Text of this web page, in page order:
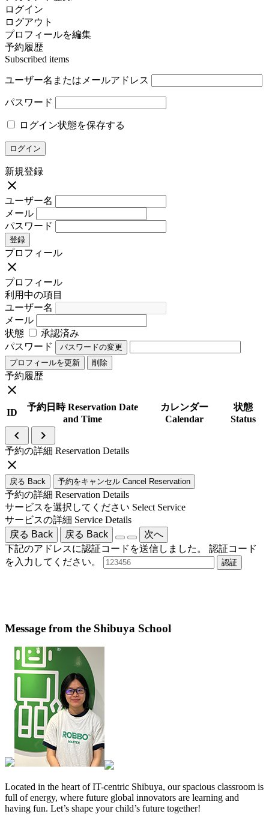
ログイン
ログアウト
プロフィールを編集
予約履歴
Subscribed items
ユーザー名またはメールアドレス
パスワード
ログイン状態を保存する
新規登録
close
ユーザー名
メール
パスワード
登録
プロフィール
close
プロフィール
利用中の項目
ユーザー名
メール
状態
承認済み
パスワード
パスワードの変更
プロフィールを更新
削除
予約履歴
close
ID
予約日時 Reservation Date
and Time
カレンダー
Calendar
状態
Status
navigate_before navigate_next
予約の詳細 Reservation Details
close
戻る Back 予約をキャンセル Cancel Reservation
予約の詳細 Reservation Details
サービスを選択してください Select Service
サービスの詳細 Service Details
戻る Back
戻る Back
次へ
下記のアドレスに認証コードを送信しました。
認証コード
を入力してください。
認証
Message from the Shibuya School
Located in the heart of IT-centric Shibuya, our spacious classroom is
full of energy, where future global innovators are learning and
having fun. Let’s shape your child’s future together!